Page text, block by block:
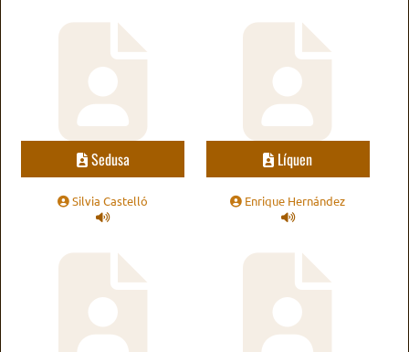
Sedusa
Silvia Castelló
Líquen
Enrique Hernández